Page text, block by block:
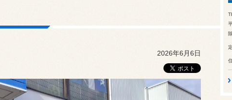
2026年6月6日